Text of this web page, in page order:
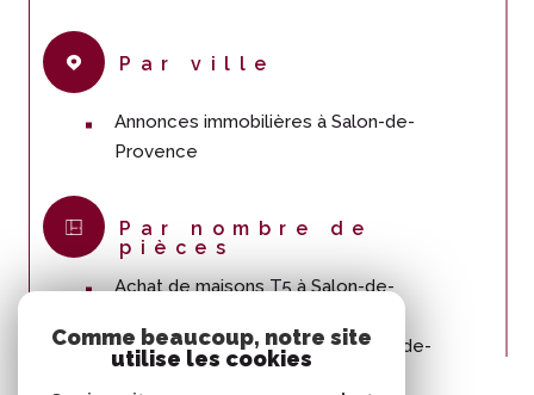
Par ville
Annonces immobilières à Salon-de-
Provence
Par nombre de
pièces
Achat de maisons T5 à Salon-de-
Achat d'appartements T4 à Salon-de-
Comme beaucoup, notre site
utilise les cookies